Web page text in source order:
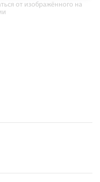
от изображённого на